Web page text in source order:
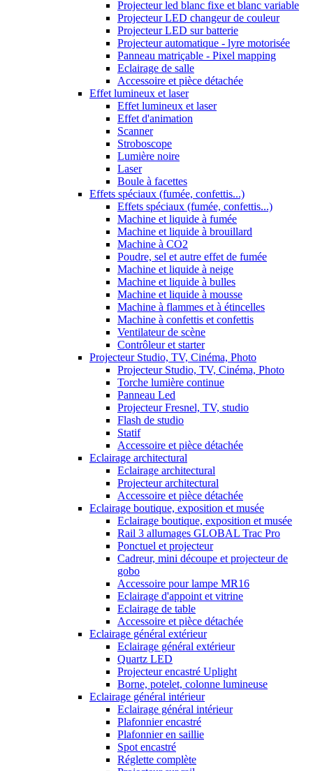
Projecteur led blanc fixe et blanc variable
Projecteur LED changeur de couleur
Projecteur LED sur batterie
Projecteur automatique - lyre motorisée
Panneau matriçable - Pixel mapping
Eclairage de salle
Accessoire et pièce détachée
Effet lumineux et laser
Effet lumineux et laser
Effet d'animation
Scanner
Stroboscope
Lumière noire
Laser
Boule à facettes
Effets spéciaux (fumée, confettis...)
Effets spéciaux (fumée, confettis...)
Machine et liquide à fumée
Machine et liquide à brouillard
Machine à CO2
Poudre, sel et autre effet de fumée
Machine et liquide à neige
Machine et liquide à bulles
Machine et liquide à mousse
Machine à flammes et à étincelles
Machine à confettis et confettis
Ventilateur de scène
Contrôleur et starter
Projecteur Studio, TV, Cinéma, Photo
Projecteur Studio, TV, Cinéma, Photo
Torche lumière continue
Panneau Led
Projecteur Fresnel, TV, studio
Flash de studio
Statif
Accessoire et pièce détachée
Eclairage architectural
Eclairage architectural
Projecteur architectural
Accessoire et pièce détachée
Eclairage boutique, exposition et musée
Eclairage boutique, exposition et musée
Rail 3 allumages GLOBAL Trac Pro
Ponctuel et projecteur
Cadreur, mini découpe et projecteur de
gobo
Accessoire pour lampe MR16
Eclairage d'appoint et vitrine
Eclairage de table
Accessoire et pièce détachée
Eclairage général extérieur
Eclairage général extérieur
Quartz LED
Projecteur encastré Uplight
Borne, potelet, colonne lumineuse
Eclairage général intérieur
Eclairage général intérieur
Plafonnier encastré
Plafonnier en saillie
Spot encastré
Réglette complète